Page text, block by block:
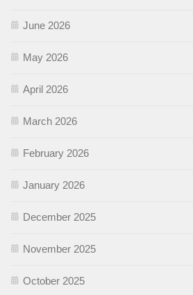
June 2026
May 2026
April 2026
March 2026
February 2026
January 2026
December 2025
November 2025
October 2025